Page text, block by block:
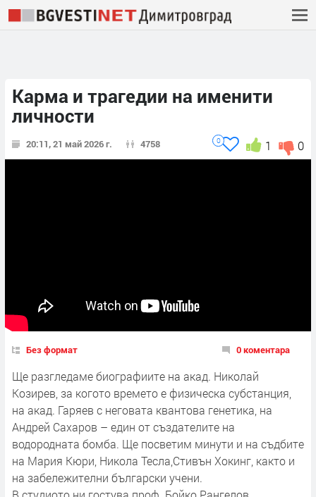
Карма и трагедии на именити
личности
20:11, 21 май 2026 г. 4758 0
1
0
Без формат 0 коментара
Ще разгледаме биографиите на акад. Николай
Козирев, за когото времето е физическа субстанция,
на акад. Гаряев с неговата квантова генетика, на
Андрей Сахаров – един от създателите на
водородната бомба. Ще посветим минути и на съдбите
на Мария Кюри, Никола Тесла,Стивън Хокинг, както и
на забележителни български учени.